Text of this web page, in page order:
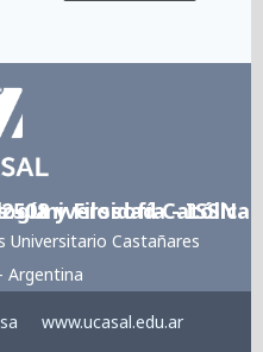
de Teología y Filosofía - ISSN 3125-2508
Universitario Castañares
Argentina
www.ucasal.edu.ar